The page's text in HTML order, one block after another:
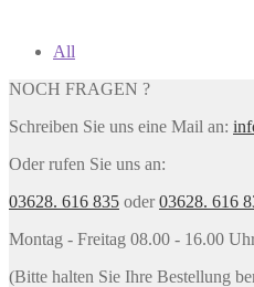
All
NOCH FRAGEN ?
Schreiben Sie uns eine Mail an:
Oder rufen Sie uns an:
03628. 616 835 oder03628. 616
Montag - Freitag 08.00 - 16.00
(Bitte halten Sie Ihre Bestellung